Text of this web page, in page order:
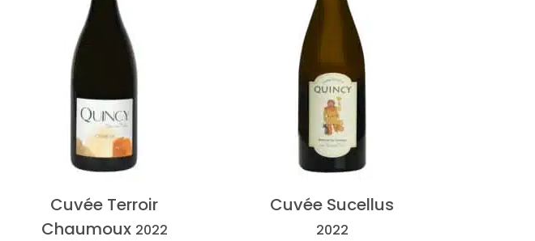
Cuvée Terroir
Chaumoux 2022
Cuvée Sucellus
2022